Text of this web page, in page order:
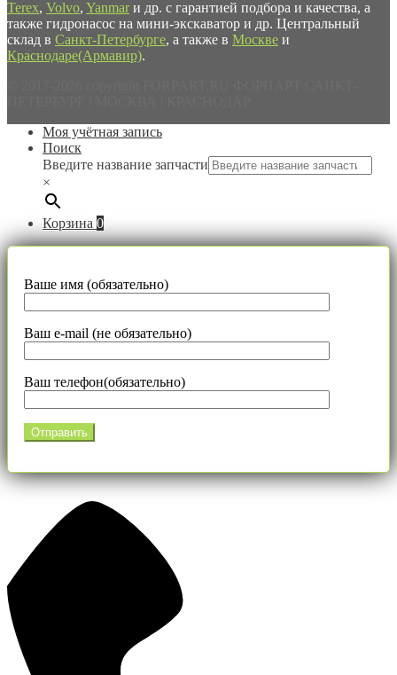
Terex, Volvo, Yanmar и др. с гарантией подбора и качества, а
также гидронасос на мини-экскаватор и др. Центральный
склад в Санкт-Петербурге, а также в Москве и
Краснодаре(Армавир).
Моя учётная запись
Поиск
Введите название запчасти
×
Корзина 0
Ваше имя (обязательно)
Ваш e-mail (не обязательно)
Ваш телефон(обязательно)